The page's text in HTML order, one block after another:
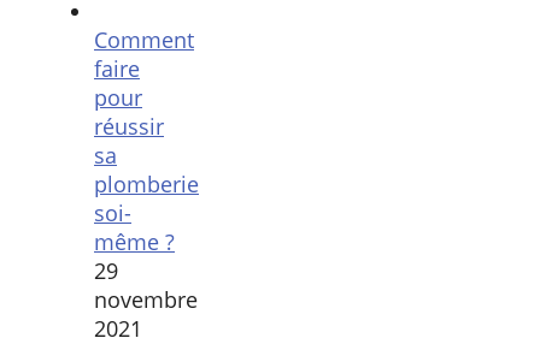
Comment
faire
pour
réussir
sa
plomberie
soi-
même ?
29
novembre
2021